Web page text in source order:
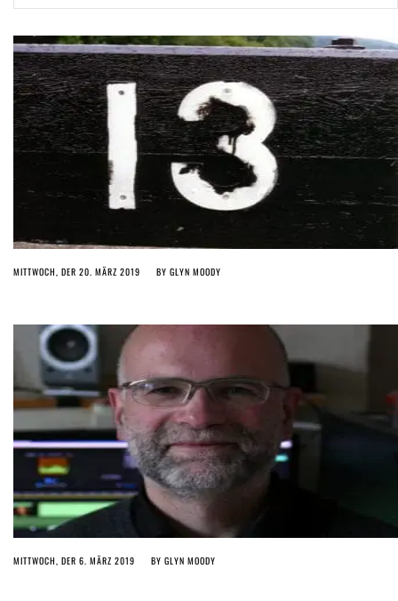
(English) Article 13 must go: No desperate last-minute witchcraft can
(English) Interview with Bernd Porr
5 years ago byGlyn Moody
MITTWOCH, DER 20. MÄRZ 2019 BY GLYN MOODY
MITTWOCH, DER 6. MÄRZ 2019 BY GLYN MOODY